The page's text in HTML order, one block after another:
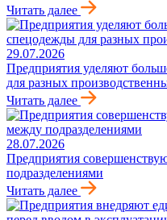
Читать далее
29.07.2026
Предприятия уделяют
для разных
Читать далее
28.07.2026
Предприятия
подразделениями
Читать далее